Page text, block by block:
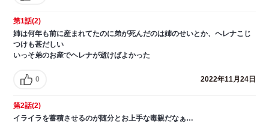
第1話(2)
姉は何年も前に産まれてたのに弟が死んだのは姉のせいとか、ヘレナこじ
つけも甚だしい
いっそ弟のお産でヘレナが逝けばよかった
0 2022年11月24日
第2話(2)
イライラを蓄積させるのが随分とお上手な毒親だなぁ…